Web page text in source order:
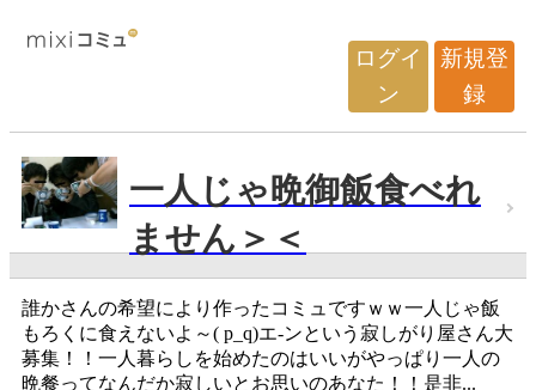
ログイ
ン
新規登
録
一人じゃ晩御飯食べれ
ません＞＜
誰かさんの希望により作ったコミュですｗｗ一人じゃ飯
もろくに食えないよ～( p_q)エ-ンという寂しがり屋さん大
募集！！一人暮らしを始めたのはいいがやっぱり一人の
晩餐ってなんだか寂しいとお思いのあなた！！是非...